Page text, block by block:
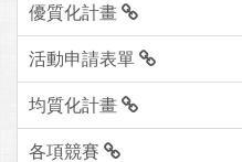
優質化計畫
活動申請表單
均質化計畫
各項競賽